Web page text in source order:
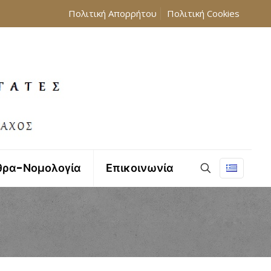
Πολιτική Απορρήτου Πολιτική Cookies
Νομολογία Επικοινωνία